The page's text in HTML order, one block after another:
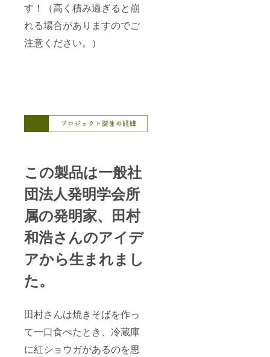
す！（高く積み過ぎると崩
れる場合がありますのでご
注意ください。）
この製品は一般社
団法人発明学会所
属の発明家、田村
和浩さんのアイデ
アから生まれまし
た。
田村さんは焼きそばを作っ
て一口食べたとき、冷蔵庫
に紅ショウガがあるのを思